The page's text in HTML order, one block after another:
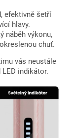
efektivně šetří
hlavy.
náběh výkonu,
chuť.
vás neustále
indikátor.